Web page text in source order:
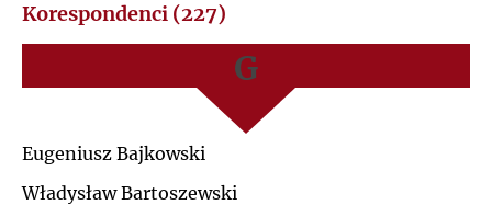
J
Korespondenci (227)
G
H
Eugeniusz Bajkowski
Władysław Bartoszewski